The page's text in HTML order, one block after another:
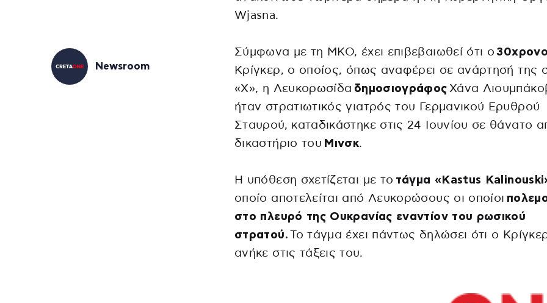
Newsroom
Wjasna.
Σύμφωνα με τη ΜΚΟ, έχει επιβεβαιωθεί ότι ο
Κρίγκερ, ο οποίος, όπως αναφέρει σε ανάρτησή της
«Χ», η Λευκορωσίδα δημοσιογράφος Χάνα
ήταν στρατιωτικός γιατρός του Γερμανικού Ερυθρού
Σταυρού, καταδικάστηκε στις 24 Ιουνίου σε θάνατο
δικαστήριο του Μινσκ.
Η υπόθεση σχετίζεται με το τάγμα «Kastus
οποίο αποτελείται από Λευκορώσους οι οποίοι
στο πλευρό της Ουκρανίας εναντίον του ρωσικού
στρατού. Το τάγμα έχει πάντως δηλώσει ότι ο
ανήκε στις τάξεις του.